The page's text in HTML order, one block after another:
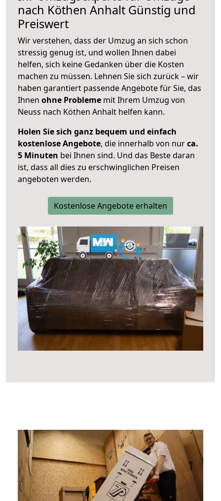
nach Köthen Anhalt Günstig und
Preiswert
Wir verstehen, dass der Umzug an sich schon
stressig genug ist, und wollen Ihnen dabei
helfen, sich keine Gedanken über die Kosten
machen zu müssen. Lehnen Sie sich zurück – wir
haben garantiert passende Angebote für Sie, das
Ihnen ohne Probleme mit Ihrem Umzug von
Neuss nach Köthen Anhalt helfen kann.
Holen Sie sich ganz bequem und einfach
kostenlose Angebote, die innerhalb von nurca.
5 Minuten bei Ihnen sind. Und das Beste daran
ist, dass all dies zu erschwinglichen Preisen
angeboten werden.
Kostenlose Angebote erhalten